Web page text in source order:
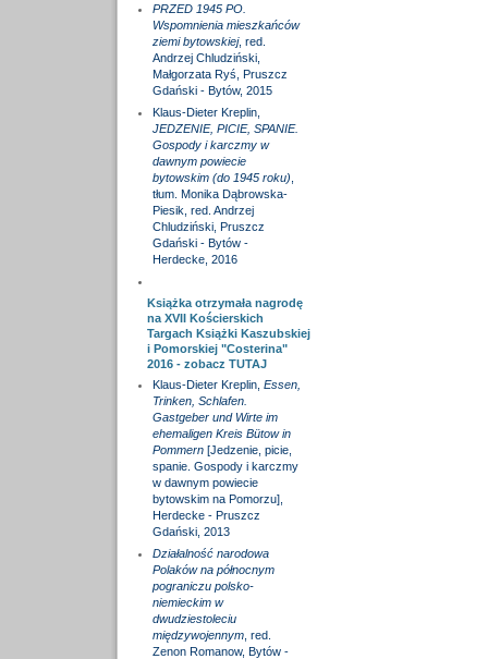
PRZED 1945 PO.
Wspomnienia mieszkańców
ziemi bytowskiej, red.
Andrzej Chludziński,
Małgorzata Ryś, Pruszcz
Gdański - Bytów, 2015
Klaus-Dieter Kreplin,
JEDZENIE, PICIE, SPANIE.
Gospody i karczmy w
dawnym powiecie
bytowskim (do 1945 roku)
tłum. Monika Dąbrowska-
Piesik, red. Andrzej
Chludziński, Pruszcz
Gdański - Bytów -
Herdecke, 2016
Książka otrzymała nagrodę
na XVII Kościerskich
Targach Książki Kaszubskiej
i Pomorskiej "Costerina"
2016 - zobacz TUTAJ
Klaus-Dieter Kreplin, Essen,
Trinken, Schlafen.
Gastgeber und Wirte im
ehemaligen Kreis Bütow in
Pommern[Jedzenie, picie,
spanie. Gospody i karczmy
w dawnym powiecie
bytowskim na Pomorzu],
Herdecke - Pruszcz
Gdański, 2013
Działalność narodowa
Polaków na północnym
pograniczu polsko-
niemieckim w
dwudziestoleciu
międzywojennym, red.
Zenon Romanow, Bytów -